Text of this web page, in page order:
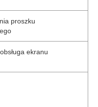
proszku
ekranu